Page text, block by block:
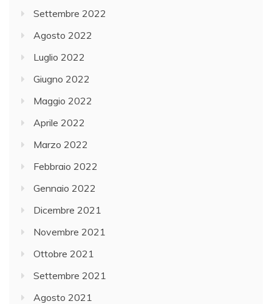
Settembre 2022
Agosto 2022
Luglio 2022
Giugno 2022
Maggio 2022
Aprile 2022
Marzo 2022
Febbraio 2022
Gennaio 2022
Dicembre 2021
Novembre 2021
Ottobre 2021
Settembre 2021
Agosto 2021